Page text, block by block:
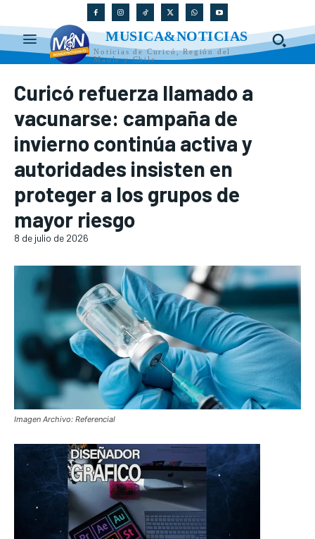
MUSICA&NOTICIAS
Noticias de Curicó, Región del
Maule y Chile
Curicó refuerza llamado a
vacunarse: campaña de
invierno continúa activa y
autoridades insisten en
proteger a los grupos de
mayor riesgo
8 de julio de 2026
Imagen Archivo: Referencial